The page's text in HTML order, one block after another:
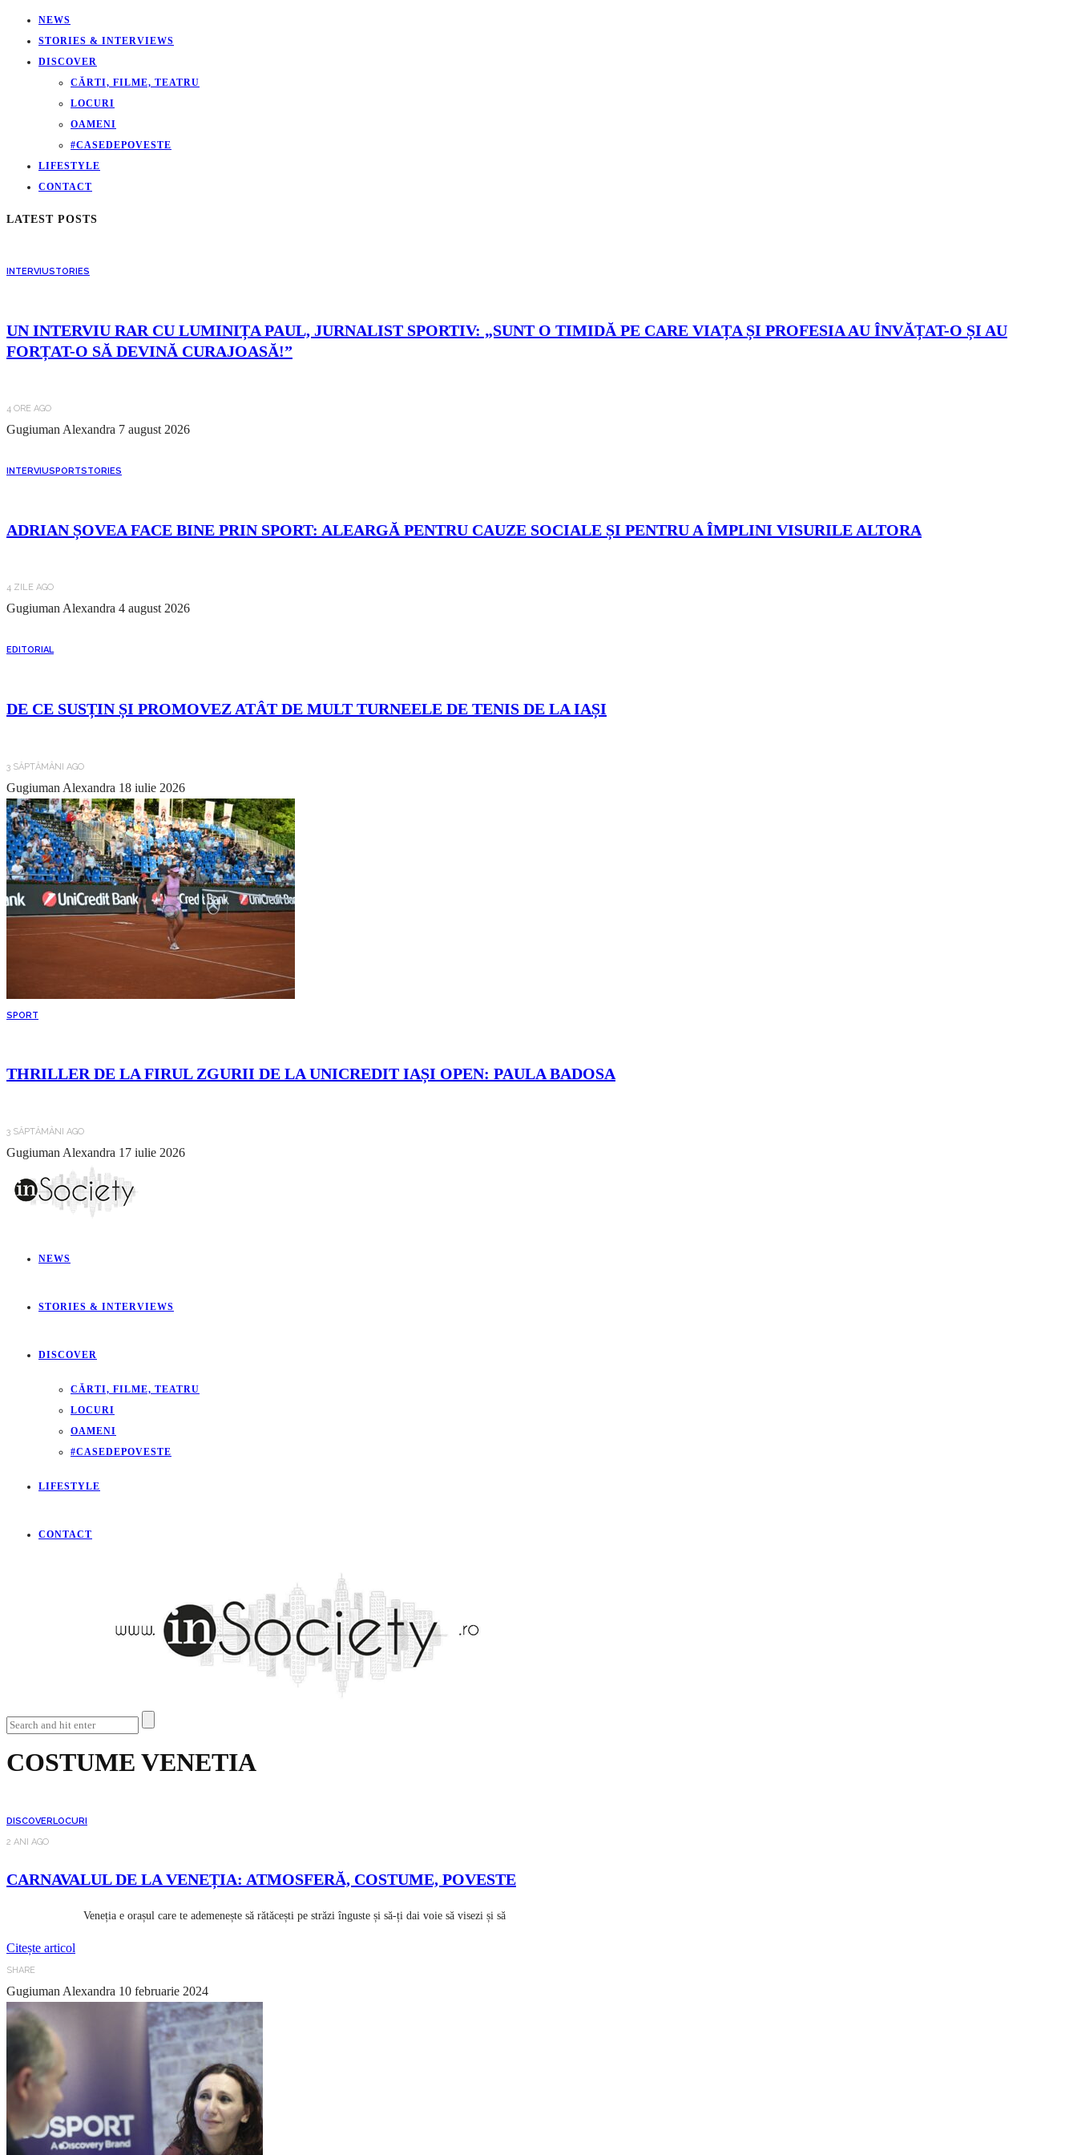
NEWS
STORIES & INTERVIEWS
DISCOVER
CĂRTI, FILME, TEATRU
LOCURI
OAMENI
#CASEDEPOVESTE
LIFESTYLE
CONTACT
LATEST POSTS
INTERVIUSTORIES
UN INTERVIU RAR CU LUMINIȚA PAUL, JURNALIST SPORTIV: „SUNT O TIMIDĂ PE CARE VIAȚA ȘI PROFESIA AU ÎNVĂȚAT-O ȘI AU
FORȚAT-O SĂ DEVINĂ CURAJOASĂ!”
4 ORE AGO
Gugiuman Alexandra 7 august 2026
INTERVIUSPORTSTORIES
ADRIAN ȘOVEA FACE BINE PRIN SPORT: ALEARGĂ PENTRU CAUZE SOCIALE ȘI PENTRU A ÎMPLINI VISURILE ALTORA
4 ZILE AGO
Gugiuman Alexandra 4 august 2026
EDITORIAL
DE CE SUSȚIN ȘI PROMOVEZ ATÂT DE MULT TURNEELE DE TENIS DE LA IAȘI
3 SĂPTĂMÂNI AGO
Gugiuman Alexandra 18 iulie 2026
SPORT
THRILLER DE LA FIRUL ZGURII DE LA UNICREDIT IAȘI OPEN: PAULA BADOSA
3 SĂPTĂMÂNI AGO
Gugiuman Alexandra 17 iulie 2026
NEWS
STORIES & INTERVIEWS
DISCOVER
CĂRTI, FILME, TEATRU
LOCURI
OAMENI
#CASEDEPOVESTE
LIFESTYLE
CONTACT
COSTUME VENETIA
DISCOVERLOCURI
2 ANI AGO
CARNAVALUL DE LA VENEȚIA: ATMOSFERĂ, COSTUME, POVESTE
Veneția e orașul care te ademenește să rătăcești pe străzi înguste și să-ți dai voie să visezi și să
Citește articol
SHARE
Gugiuman Alexandra 10 februarie 2024